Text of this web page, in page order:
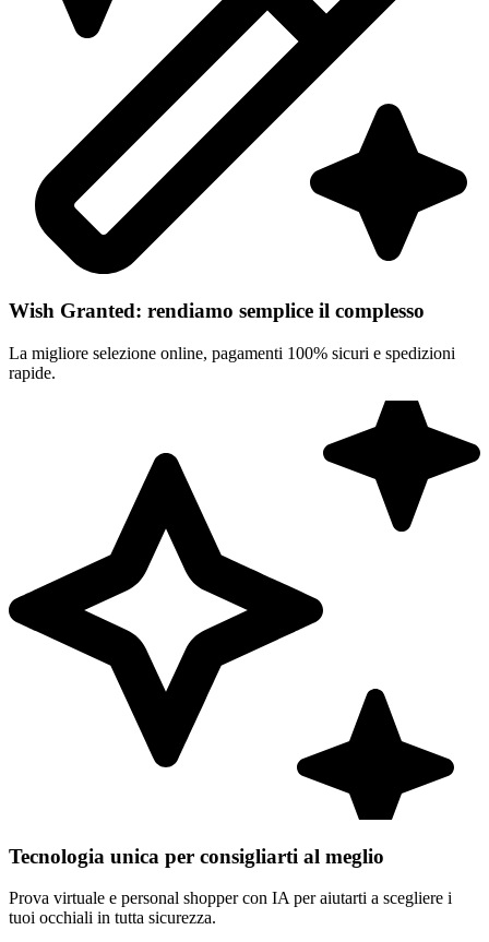
Wish Granted: rendiamo semplice il complesso
La migliore selezione online, pagamenti 100% sicuri e spedizioni
rapide.
Tecnologia unica per consigliarti al meglio
Prova virtuale e personal shopper con IA per aiutarti a scegliere i
tuoi occhiali in tutta sicurezza.